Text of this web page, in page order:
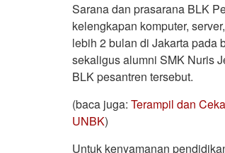
Sarana dan prasarana BLK
kelengkapan komputer,
lebih 2 bulan di Jakarta
sekaligus alumni SMK Nuris
BLK pesantren tersebut.
(baca juga: Terampil dan
UNBK)
Untuk kenyamanan